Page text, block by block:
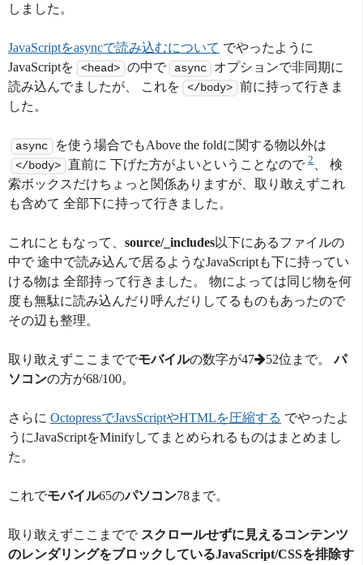
しました。
JavaScriptをasyncで読み込むについて でやったように
JavaScriptを
<head> の中で async
オプションで非同期に
読み込んでましたが、 これを
</body> 前に持って行きま
した。
async を使う場合でもAbove the foldに関する物以外は
</body> 直前に 下げた方がよいということなので2、 検
索ボックスだけちょっと関係ありますが、取り敢えずこれ
も含めて 全部下に持って行きました。
これにともなって、 source/_includes以下にあるファイルの
中で 途中で読み込んで居るようなJavaScriptも下に持ってい
ける物は 全部持って行きました。 物によっては同じ物を何
度も無駄に読み込んだり呼んだりしてるものもあったので
その辺も整理。
取り敢えずここまででモバイルの数字が47 52位まで。パ
ソコンの方が68/100。
さらに OctopressでJavsScriptやHTMLを圧縮する でやったよ
うにJavaScriptをMinifyしてまとめられるものはまとめまし
た。
これでモバイル65のパソコン78まで。
取り敢えずここまでで スクロールせずに見えるコンテンツ
のレンダリングをブロックしているJavaScript/CSSを排除す